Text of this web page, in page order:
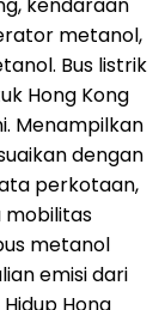
kendaraan
metanol,
Bus listrik
Hong Kong
Menampilkan
dengan
perkotaan,
mobilitas
metanol
emisi dari